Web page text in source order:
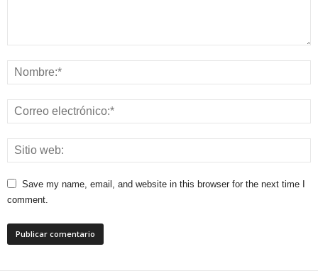
Save my name, email, and website in this browser for the next time I
comment.